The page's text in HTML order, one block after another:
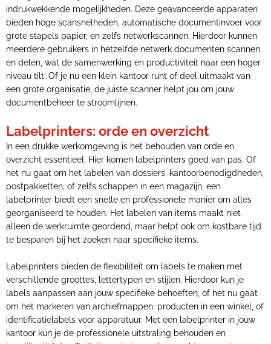
indrukwekkende mogelijkheden. Deze geavanceerde apparaten
bieden hoge scansnelheden, automatische documentinvoer voor
grote stapels papier, en zelfs netwerkscannen. Hierdoor kunnen
meerdere gebruikers in hetzelfde netwerk documenten scannen
en delen, wat de samenwerking en productiviteit naar een hoger
niveau tilt. Of je nu een klein kantoor runt of deel uitmaakt van
een grote organisatie, de juiste scanner helpt jou om jouw
documentbeheer te stroomlijnen.
Labelprinters: orde en overzicht
In een drukke werkomgeving is het behouden van orde en
overzicht essentieel. Hier komen labelprinters goed van pas. Of
het nu gaat om het labelen van dossiers, kantoorbenodigdheden,
postpakketten, of zelfs schappen in een magazijn, een
labelprinter biedt een snelle en professionele manier om alles
georganiseerd te houden. Het labelen van items maakt niet
alleen de werkruimte geordend, maar helpt ook om kostbare tijd
te besparen bij het zoeken naar specifieke items.
Labelprinters bieden de flexibiliteit om labels te maken met
verschillende groottes, lettertypen en stijlen. Hierdoor kun je
labels aanpassen aan jouw specifieke behoeften, of het nu gaat
om het markeren van archiefmappen, producten in een winkel, of
identificatielabels voor apparatuur. Met een labelprinter in jouw
kantoor kun je de professionele uitstraling behouden en